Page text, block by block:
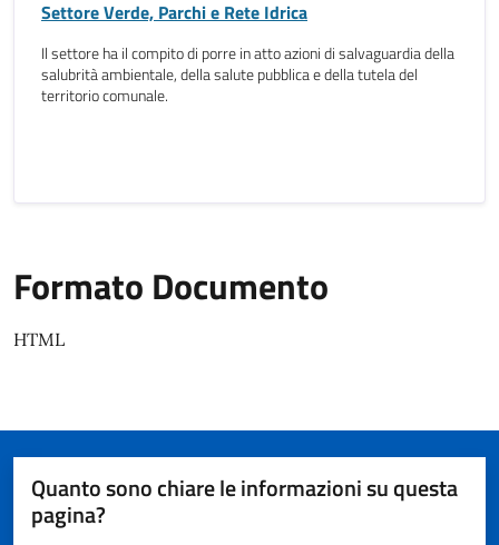
Settore Verde, Parchi e Rete Idrica
Il settore ha il compito di porre in atto azioni di salvaguardia della
salubrità ambientale, della salute pubblica e della tutela del
territorio comunale.
Formato Documento
HTML
Quanto sono chiare le informazioni su questa
pagina?